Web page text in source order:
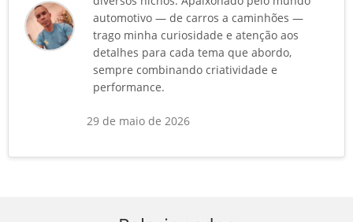
automotivo — de carros a caminhões —
trago minha curiosidade e atenção aos
detalhes para cada tema que abordo,
sempre combinando criatividade e
performance.
29 de maio de 2026